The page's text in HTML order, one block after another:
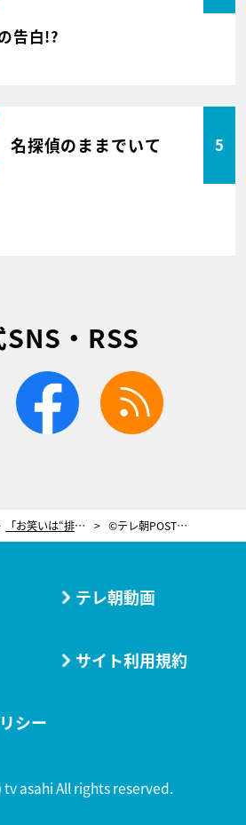
告白!?
名探偵のままでいて 5
・RSS
twitter facebook
「お笑いは“排他的な村”」村本大輔、爆弾発言だらけの問題企画に挑んだ葛藤を語る ©テレ朝POST ＜撮影：長谷英史＞
テレ朝動画
サイト利用規約
シー
asahi All rights reserved.